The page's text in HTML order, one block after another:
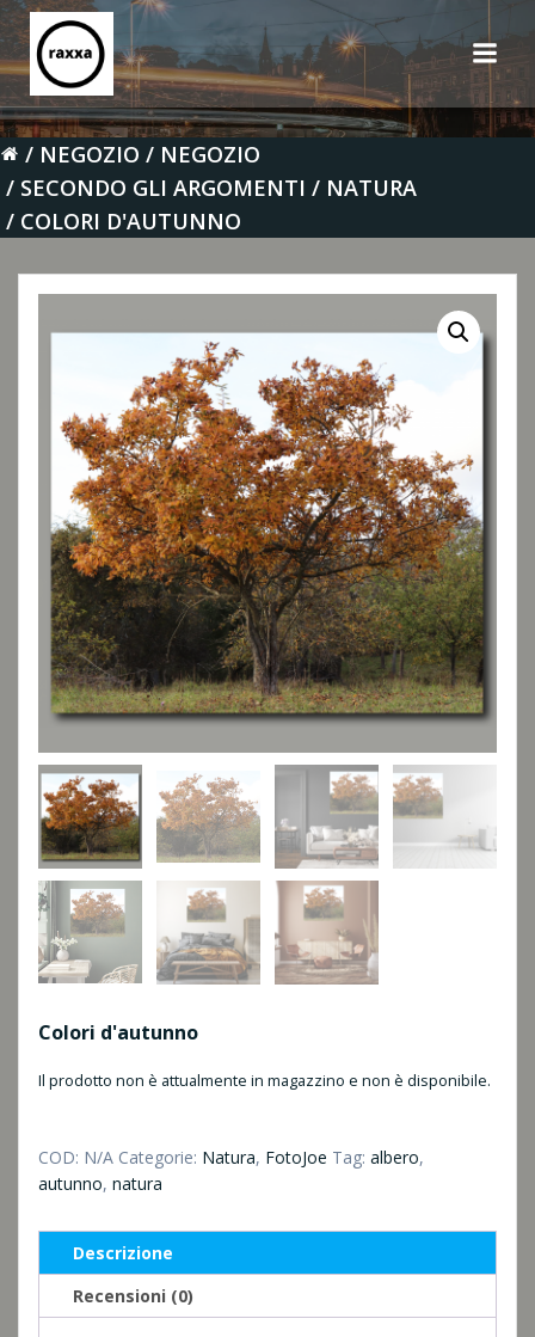
Vai
al
contenuto
NEGOZIO
NEGOZIO
SECONDO GLI ARGOMENTI
NATURA
COLORI D'AUTUNNO
Colori d'autunno
Il prodotto non è attualmente in magazzino e non è disponibile.
COD: N/A Categorie: Natura, FotoJoe Tag: albero,
autunno, natura
Descrizione
Recensioni (0)